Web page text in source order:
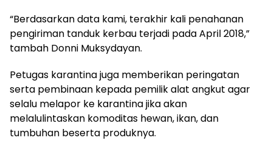
“Berdasarkan data kami, terakhir kali penahanan
pengiriman tanduk kerbau terjadi pada April 2018,”
tambah Donni Muksydayan.
Petugas karantina juga memberikan peringatan
serta pembinaan kepada pemilik alat angkut agar
selalu melapor ke karantina jika akan
melalulintaskan komoditas hewan, ikan, dan
tumbuhan beserta produknya.